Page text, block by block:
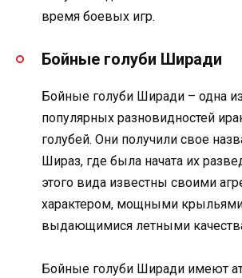
время боевых игр.
Бойные голуби Ширади
Бойные голуби Ширади – одна
популярных разновидностей
голубей. Они получили свое
Шираз, где была начата их
этого вида известны своими
характером, мощными
выдающимися летными
Бойные голуби Ширади имеют